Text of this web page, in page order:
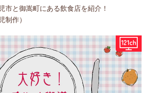
市と御嵩町にある飲食店を紹介！
制作）